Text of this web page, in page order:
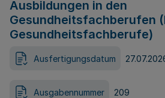
Ausbildungen in den
Gesundheitsfachberufen
Gesundheitsfachberufe)
Ausfertigungsdatum
Ausgabennummer 209